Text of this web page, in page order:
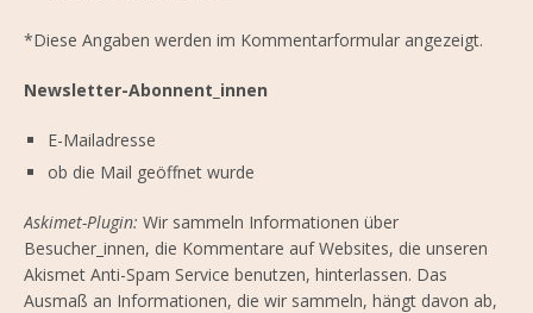
*Diese Angaben werden im Kommentarformular angezeigt.
Newsletter-Abonnent_innen
E-Mailadresse
ob die Mail geöffnet wurde
Askimet-Plugin: Wir sammeln Informationen über
Besucher_innen, die Kommentare auf Websites, die unseren
Akismet Anti-Spam Service benutzen, hinterlassen. Das
Ausmaß an Informationen, die wir sammeln, hängt davon ab,